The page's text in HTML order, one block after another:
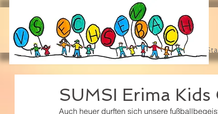
SUMSI Erima Kids
Auch heuer durften sich unsere